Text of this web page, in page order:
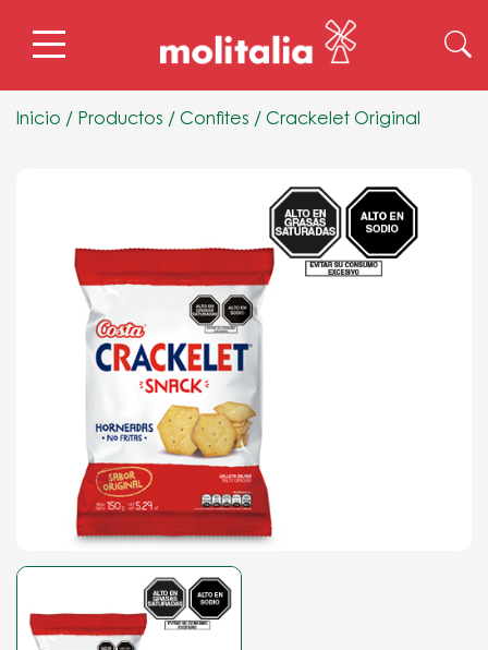
Inicio / Productos / Confites / Crackelet Original